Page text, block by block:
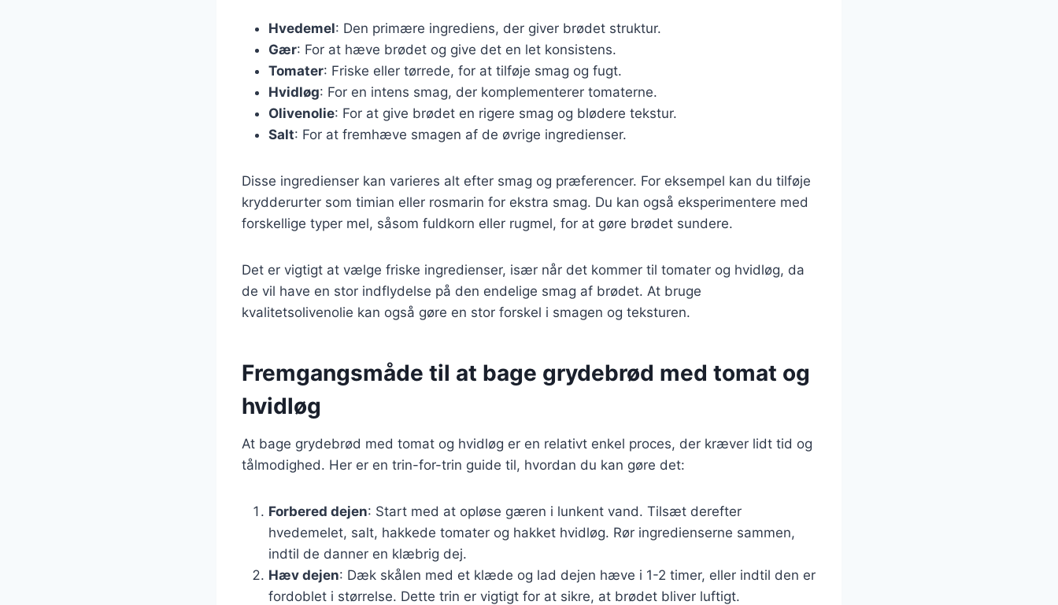
Hvedemel: Den primære ingrediens, der giver brødet struktur.
Gær: For at hæve brødet og give det en let konsistens.
Tomater: Friske eller tørrede, for at tilføje smag og fugt.
Hvidløg: For en intens smag, der komplementerer tomaterne.
Olivenolie: For at give brødet en rigere smag og blødere tekstur.
Salt: For at fremhæve smagen af de øvrige ingredienser.
Disse ingredienser kan varieres alt efter smag og præferencer. For eksempel kan du tilføje
krydderurter som timian eller rosmarin for ekstra smag. Du kan også eksperimentere med
forskellige typer mel, såsom fuldkorn eller rugmel, for at gøre brødet sundere.
Det er vigtigt at vælge friske ingredienser, især når det kommer til tomater og hvidløg, da
de vil have en stor indflydelse på den endelige smag af brødet. At bruge
kvalitetsolivenolie kan også gøre en stor forskel i smagen og teksturen.
Fremgangsmåde til at bage grydebrød med tomat og
hvidløg
At bage grydebrød med tomat og hvidløg er en relativt enkel proces, der kræver lidt tid og
tålmodighed. Her er en trin-for-trin guide til, hvordan du kan gøre det:
Forbered dejen: Start med at opløse gæren i lunkent vand. Tilsæt derefter
hvedemelet, salt, hakkede tomater og hakket hvidløg. Rør ingredienserne sammen,
indtil de danner en klæbrig dej.
Hæv dejen: Dæk skålen med et klæde og lad dejen hæve i 1-2 timer, eller indtil den er
fordoblet i størrelse. Dette trin er vigtigt for at sikre, at brødet bliver luftigt.